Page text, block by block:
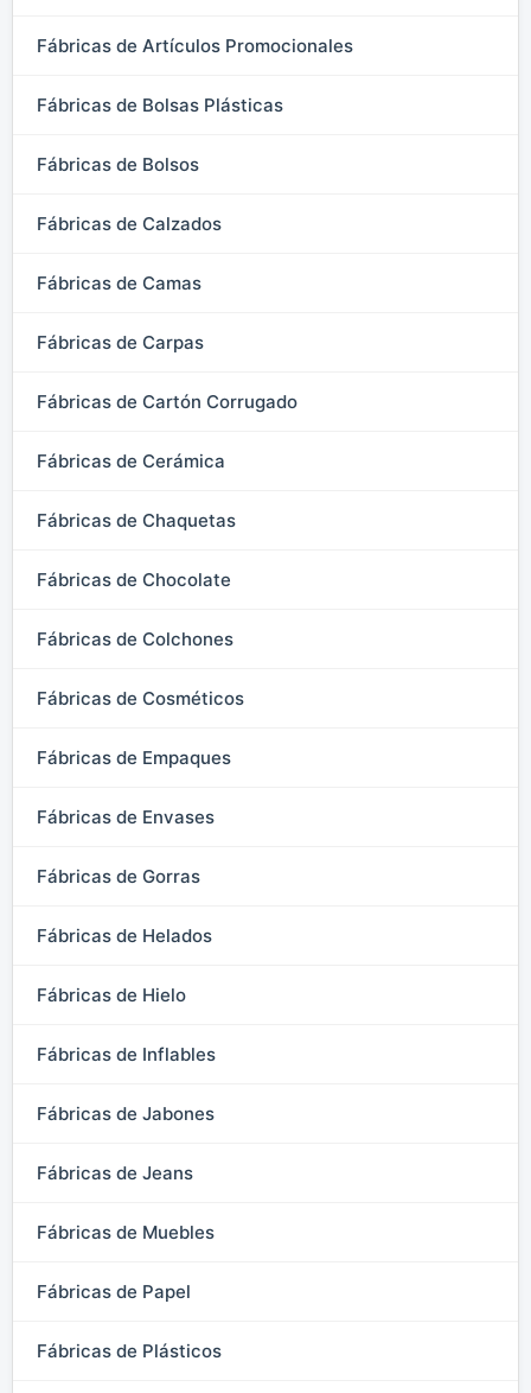
Fábricas de Artículos Promocionales
Fábricas de Bolsas Plásticas
Fábricas de Bolsos
Fábricas de Calzados
Fábricas de Camas
Fábricas de Carpas
Fábricas de Cartón Corrugado
Fábricas de Cerámica
Fábricas de Chaquetas
Fábricas de Chocolate
Fábricas de Colchones
Fábricas de Cosméticos
Fábricas de Empaques
Fábricas de Envases
Fábricas de Gorras
Fábricas de Helados
Fábricas de Hielo
Fábricas de Inflables
Fábricas de Jabones
Fábricas de Jeans
Fábricas de Muebles
Fábricas de Papel
Fábricas de Plásticos